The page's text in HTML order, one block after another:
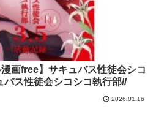
画free】サキュバス性徒会シコ
バス性徒会シコシコ執行部//
2026.01.16